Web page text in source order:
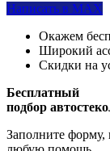
Написать в MAX
Окажем
Широкий
Скидки на
Бесплатный
подбор
Заполните форму,